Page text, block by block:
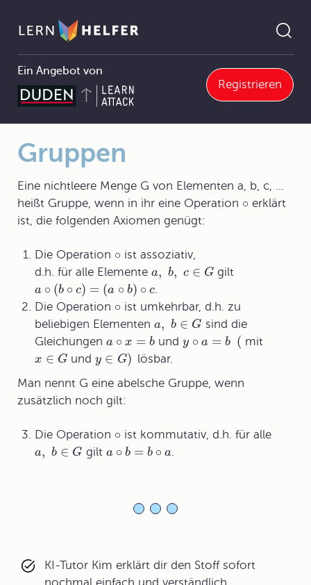
Ein Angebot von
Registrieren
Pfadnavigation
Mathematik Abitur 1 Denk- und Arbeitsweisen der Mathematik Gruppen
Gruppen
Eine nichtleere Menge G von Elementen a, b, c, ...
heißt Gruppe, wenn in ihr eine Operation ∘ erklärt
ist, die folgenden Axiomen genügt:
Die Operation ∘ ist assoziativ,
d.h. für alle Elemente a, b, c ∈ Ggilt
a ∘ (b ∘ c) = (a ∘ b) ∘ c.
Die Operation ∘ ist umkehrbar, d.h. zu
beliebigen Elementen a, b ∈ G sind die
Gleichungen a ∘ x = b undy ∘ a = b ( mit
x ∈ G undy ∈ G) lösbar.
Man nennt G eine abelsche Gruppe, wenn
zusätzlich noch gilt:
Die Operation ∘ ist kommutativ, d.h. für alle
a, b ∈ G gilt a ∘ b = b ∘ a.
KI-Tutor Kim erklärt dir den Stoff sofort